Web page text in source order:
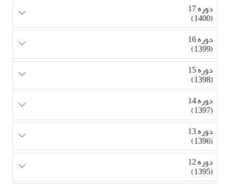
دوره 17
(1400)
دوره 16
(1399)
دوره 15
(1398)
دوره 14
(1397)
دوره 13
(1396)
دوره 12
(1395)